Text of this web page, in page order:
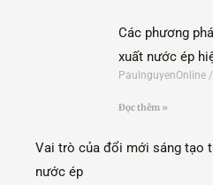
Các phương
xuất nước ép
PaulnguyenOnline
Đọc thêm »
Vai trò của đổi mới sáng tạo
nước ép